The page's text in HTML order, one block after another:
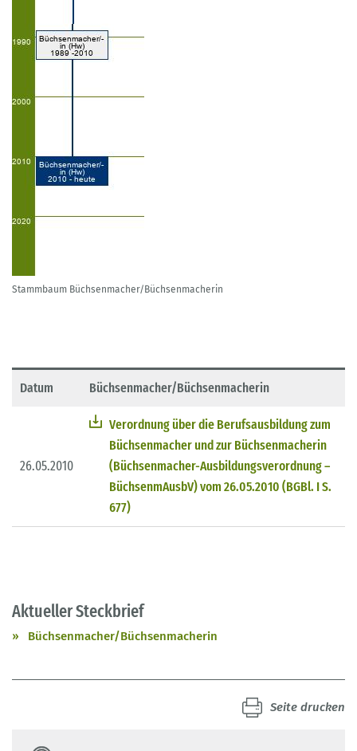
Stammbaum Büchsenmacher/Büchsenmacherin
Datum Büchsenmacher/Büchsenmacherin
26.05.2010
Verordnung über die Berufsausbildung zum
Büchsenmacher und zur Büchsenmacherin
(Büchsenmacher-Ausbildungsverordnung –
BüchsenmAusbV) vom 26.05.2010 (BGBl. I S.
677)
Aktueller Steckbrief
Büchsenmacher/Büchsenmacherin
Seite drucken